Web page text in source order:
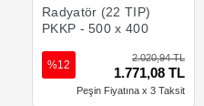
Radyatör (22 TIP)
PKKP - 500 x 400
2.020,94 TL
1.771,08 TL
%12
Peşin Fiyatına x 3 Taksit